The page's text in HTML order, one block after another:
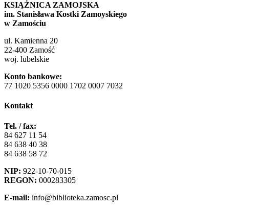
KSIĄŻNICA ZAMOJSKA
im. Stanisława Kostki Zamoyskiego
w Zamościu
ul. Kamienna 20
22-400 Zamość
woj. lubelskie
Konto bankowe:
77 1020 5356 0000 1702 0007 7032
Kontakt
Tel. / fax:
84 627 11 54
84 638 40 38
84 638 58 72
NIP: 922-10-70-015
REGON: 000283305
E-mail: info@biblioteka.zamosc.pl